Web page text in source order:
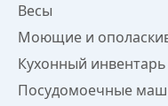
Весы
Моющие и
Кухонный инвентарь
Посудомоечные